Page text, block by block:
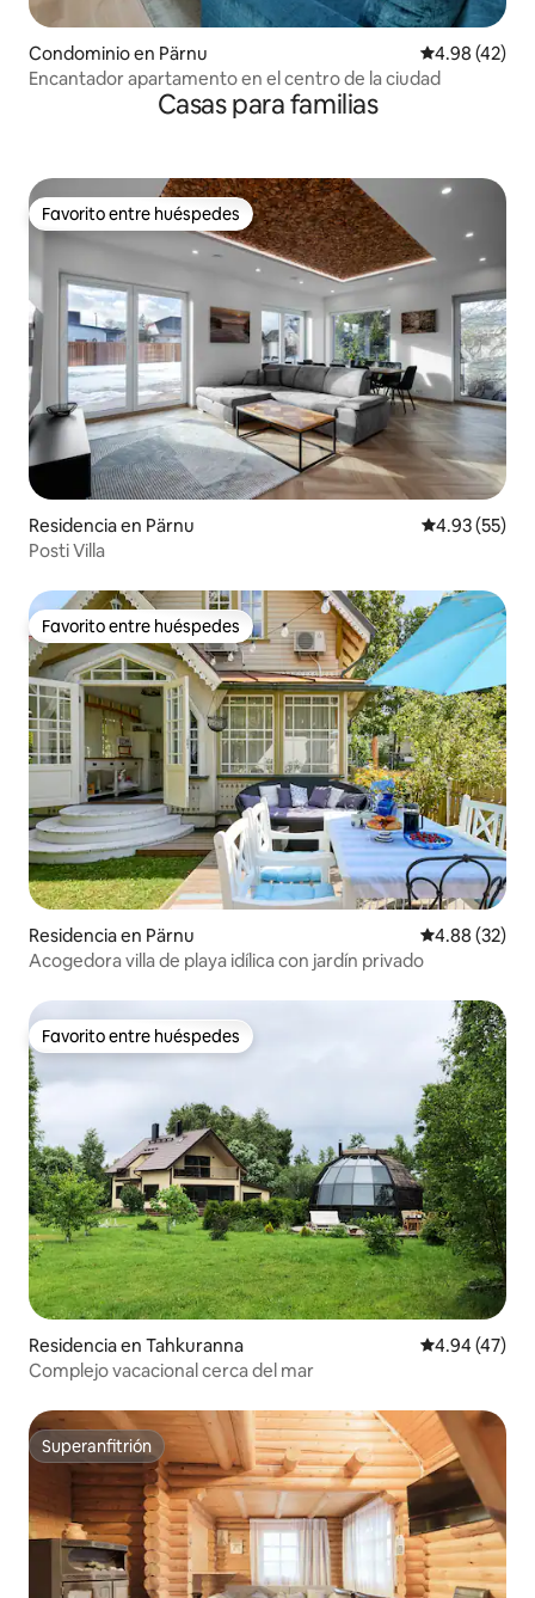
Condominio en Pärnu Calificación
4.98 (42)
Encantador apartamento en el centro de la ciudad
Casas para familias
Favorito entre huéspedes
Favorito entre huéspedes
Residencia en Pärnu Calificación
4.93 (55)
Posti Villa
Favorito entre huéspedes
Favorito entre huéspedes
Residencia en Pärnu Calificación
4.88 (32)
Acogedora villa de playa idílica con jardín privado
Favorito entre huéspedes
Favorito entre huéspedes
Residencia en Tahkuranna Calificación
4.94 (47)
Complejo vacacional cerca del mar
Superanfitrión
Superanfitrión